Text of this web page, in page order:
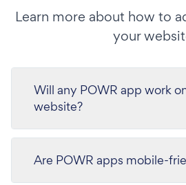
Learn more about how to
your
Will any POWR app work
website?
Are POWR apps mobile-